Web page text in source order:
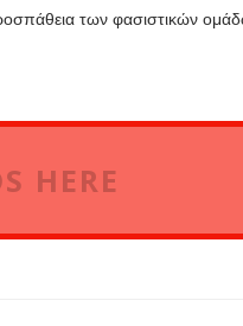
των φασιστικών
HERE